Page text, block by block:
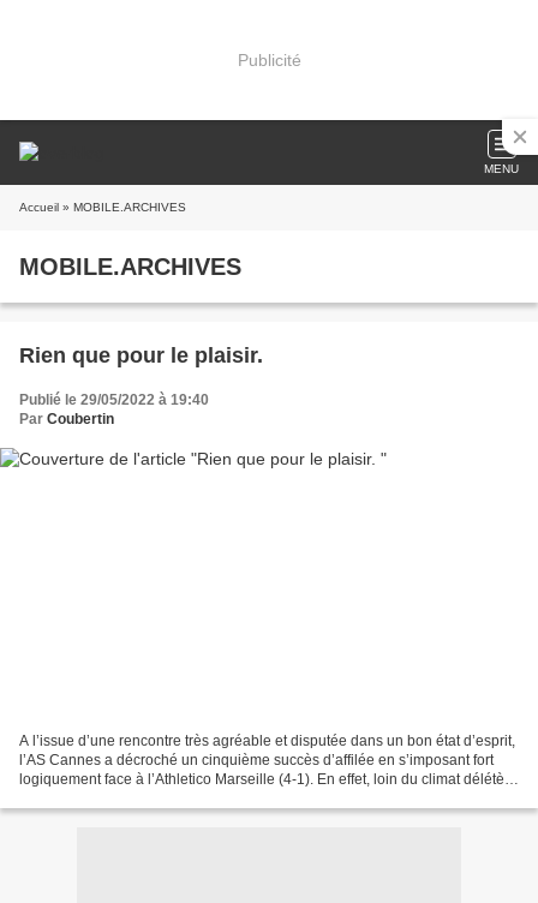
Publicité
MENU
Accueil » MOBILE.ARCHIVES
MOBILE.ARCHIVES
Rien que pour le plaisir.
Publié le 29/05/2022 à 19:40
Par Coubertin
A l’issue d’une rencontre très agréable et disputée dans un bon état d’esprit,
l’AS Cannes a décroché un cinquième succès d’affilée en s’imposant fort
logiquement face à l’Athletico Marseille (4-1). En effet, loin du climat délétère